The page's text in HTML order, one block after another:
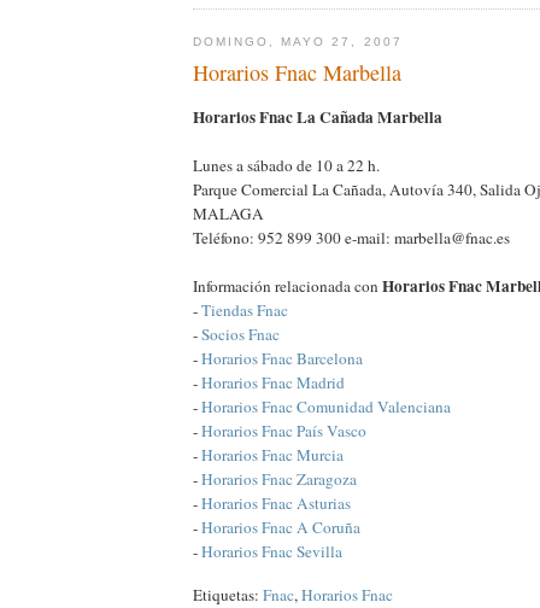
DOMINGO, MAYO 27, 2007
Horarios Fnac Marbella
Horarios Fnac La Cañada Marbella
Lunes a sábado de 10 a 22 h.
Parque Comercial La Cañada, Autovía 340, Salida
MALAGA
Teléfono: 952 899 300 e-mail: marbella@fnac.es
Información relacionada con Horarios Fnac
-Tiendas Fnac
-Socios Fnac
-Horarios Fnac Barcelona
-Horarios Fnac Madrid
-Horarios Fnac Comunidad Valenciana
-Horarios Fnac País Vasco
-Horarios Fnac Murcia
-Horarios Fnac Zaragoza
-Horarios Fnac Asturias
-Horarios Fnac A Coruña
-Horarios Fnac Sevilla
Etiquetas: Fnac,Horarios Fnac